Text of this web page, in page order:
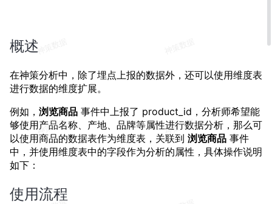
概述
在神策分析中，除了埋点上报的数据外，还可以使用维度表
进行数据的维度扩展。
例如， 浏览商品 事件中上报了 product_id，分析师希望能
够使用产品名称、产地、品牌等属性进行数据分析，那么可
以使用商品的数据表作为维度表，关联到 浏览商品 事件
中，并使用维度表中的字段作为分析的属性，具体操作说明
如下：
使用流程